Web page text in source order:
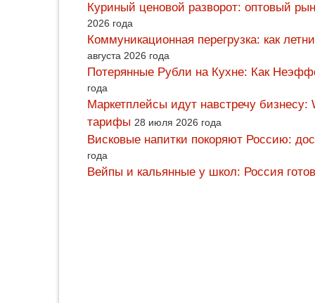
Куриный ценовой разворот: оптовый
2026 года
Коммуникационная перегрузка: как
августа 2026 года
Потерянные Рубли на Кухне: Как
года
Маркетплейсы идут навстречу
тарифы 28 июля 2026 года
Висковые напитки покоряют Россию:
года
Вейпы и кальянные у школ: Россия